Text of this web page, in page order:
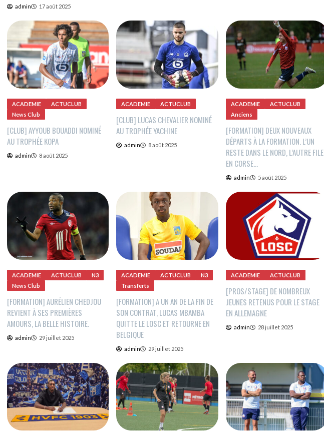
admin 17 août 2025
ACADEMIE
ACTUCLUB
News Club
[CLUB] AYYOUB BOUADDI NOMINÉ
AU TROPHÉE KOPA
admin 8 août 2025
ACADEMIE ACTUCLUB
[CLUB] LUCAS CHEVALIER NOMINÉ
AU TROPHÉE YACHINE
admin 8 août 2025
ACADEMIE
ACTUCLUB
Anciens
[FORMATION] DEUX NOUVEAUX
DÉPARTS À LA FORMATION. L’UN
RESTE DANS LE NORD, L’AUTRE FILE
EN CORSE…
admin 5 août 2025
ACADEMIE ACTUCLUB
N3
News Club
[FORMATION] AURÉLIEN CHEDJOU
REVIENT À SES PREMIÈRES
AMOURS, LA BELLE HISTOIRE.
admin 29 juillet 2025
ACADEMIE ACTUCLUB
N3
Transferts
[FORMATION] A UN AN DE LA FIN DE
SON CONTRAT, LUCAS MBAMBA
QUITTE LE LOSC ET RETOURNE EN
BELGIQUE
admin 29 juillet 2025
ACADEMIE ACTUCLUB
[PROS/STAGE] DE NOMBREUX
JEUNES RETENUS POUR LE STAGE
EN ALLEMAGNE
admin 28 juillet 2025